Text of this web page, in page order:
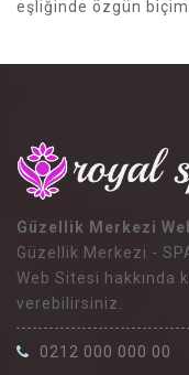
eşliğinde özgün
Güzellik Merkezi
Güzellik Merkezi -
Web Sitesi hakkında
verebilirsiniz.
0212 000 000 00